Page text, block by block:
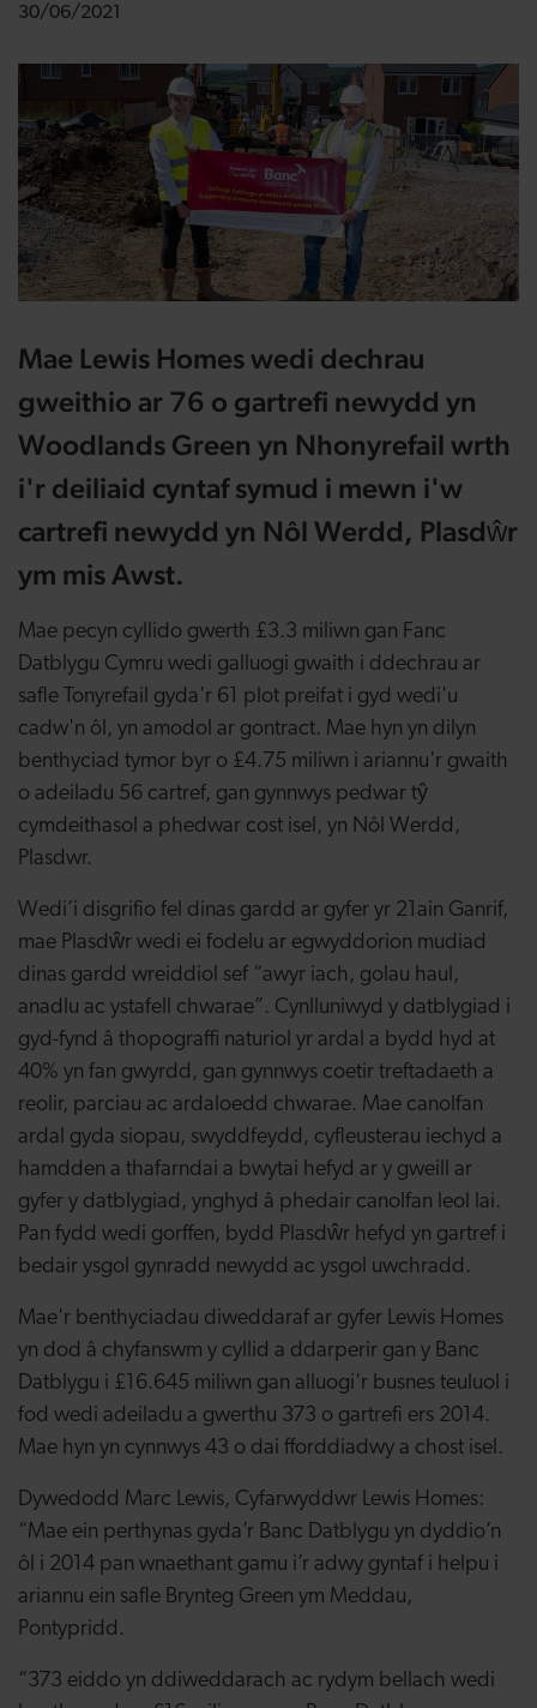
30/06/2021
Mae Lewis Homes wedi dechrau
gweithio ar 76 o gartrefi newydd yn
Woodlands Green yn Nhonyrefail wrth
i'r deiliaid cyntaf symud i mewn i'w
cartrefi newydd yn Nôl Werdd, Plasdŵr
ym mis Awst.
Mae pecyn cyllido gwerth £3.3 miliwn gan Fanc
Datblygu Cymru wedi galluogi gwaith i ddechrau ar
safle Tonyrefail gyda'r 61 plot preifat i gyd wedi'u
cadw'n ôl, yn amodol ar gontract. Mae hyn yn dilyn
benthyciad tymor byr o £4.75 miliwn i ariannu'r gwaith
o adeiladu 56 cartref, gan gynnwys pedwar tŷ
cymdeithasol a phedwar cost isel, yn Nôl Werdd,
Plasdwr.
Wedi’i disgrifio fel dinas gardd ar gyfer yr 21ain Ganrif,
mae Plasdŵr wedi ei fodelu ar egwyddorion mudiad
dinas gardd wreiddiol sef “awyr iach, golau haul,
anadlu ac ystafell chwarae”. Cynlluniwyd y datblygiad i
gyd-fynd â thopograffi naturiol yr ardal a bydd hyd at
40% yn fan gwyrdd, gan gynnwys coetir treftadaeth a
reolir, parciau ac ardaloedd chwarae. Mae canolfan
ardal gyda siopau, swyddfeydd, cyfleusterau iechyd a
hamdden a thafarndai a bwytai hefyd ar y gweill ar
gyfer y datblygiad, ynghyd â phedair canolfan leol lai.
Pan fydd wedi gorffen, bydd Plasdŵr hefyd yn gartref i
bedair ysgol gynradd newydd ac ysgol uwchradd.
Mae'r benthyciadau diweddaraf ar gyfer Lewis Homes
yn dod â chyfanswm y cyllid a ddarperir gan y Banc
Datblygu i £16.645 miliwn gan alluogi'r busnes teuluol i
fod wedi adeiladu a gwerthu 373 o gartrefi ers 2014.
Mae hyn yn cynnwys 43 o dai fforddiadwy a chost isel.
Dywedodd Marc Lewis, Cyfarwyddwr Lewis Homes:
“Mae ein perthynas gyda’r Banc Datblygu yn dyddio’n
ôl i 2014 pan wnaethant gamu i’r adwy gyntaf i helpu i
ariannu ein safle Brynteg Green ym Meddau,
Pontypridd.
“373 eiddo yn ddiweddarach ac rydym bellach wedi